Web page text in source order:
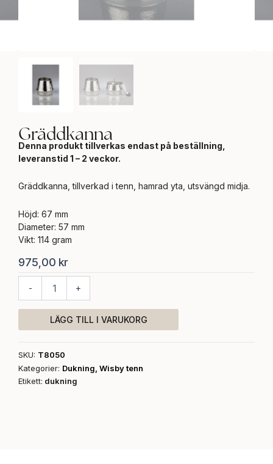
Gräddkanna
Denna produkt tillverkas endast på beställning,
leveranstid 1 – 2 veckor.
Gräddkanna, tillverkad i tenn, hamrad yta, utsvängd midja.
Höjd: 67 mm
Diameter: 57 mm
Vikt: 114 gram
975,00 kr
- +
LÄGG TILL I VARUKORG
SKU: T8050
Kategorier: Dukning, Wisby tenn
Etikett: dukning